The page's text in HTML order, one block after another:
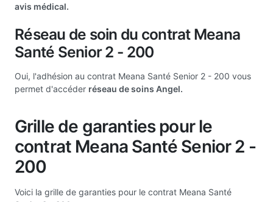
avis médical.
Réseau de soin du contrat Meana
Santé Senior 2 - 200
Oui, l'adhésion au contrat Meana Santé Senior 2 - 200 vous
permet d'accéder réseau de soins Angel.
Grille de garanties pour le
contrat Meana Santé Senior 2 -
200
Voici la grille de garanties pour le contrat Meana Santé